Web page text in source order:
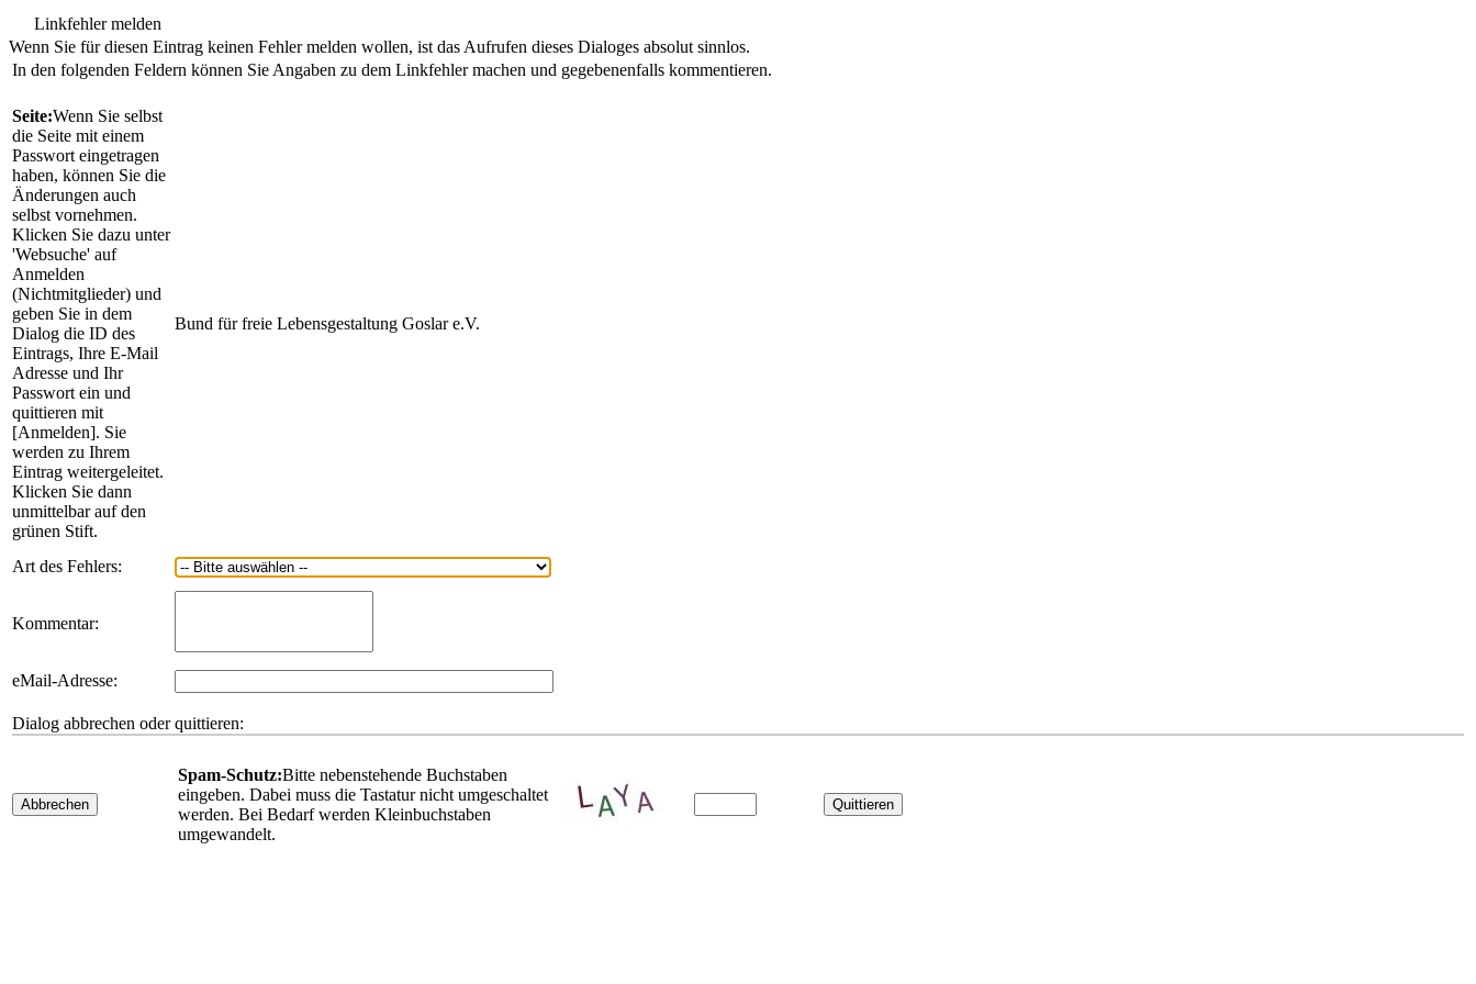
Linkfehler melden
Wenn Sie für diesen Eintrag keinen Fehler melden wollen, ist das Aufrufen dieses Dialoges absolut sinnlos.
In den folgenden Feldern können Sie Angaben zu dem Linkfehler machen und gegebenenfalls kommentieren.
Seite:Wenn Sie selbst
die Seite mit einem
Passwort eingetragen
haben, können Sie die
Änderungen auch
selbst vornehmen.
Klicken Sie dazu unter
'Websuche' auf
Anmelden
(Nichtmitglieder) und
geben Sie in dem
Dialog die ID des
Eintrags, Ihre E-Mail
Adresse und Ihr
Passwort ein und
quittieren mit
[Anmelden]. Sie
werden zu Ihrem
Eintrag weitergeleitet.
Klicken Sie dann
unmittelbar auf den
grünen Stift.
Bund für freie Lebensgestaltung Goslar e.V.
Art des Fehlers:
Kommentar:
eMail-Adresse:
Dialog abbrechen oder quittieren:
Abbrechen
Spam-Schutz:Bitte nebenstehende Buchstaben
eingeben. Dabei muss die Tastatur nicht umgeschaltet
werden. Bei Bedarf werden Kleinbuchstaben
umgewandelt.
Quittieren